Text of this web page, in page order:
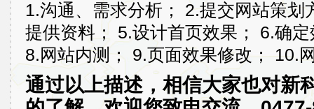
1.沟通、需求分析； 2.提交网站策划
提供资料； 5.设计首页效果； 6.确
8.网站内测； 9.页面效果修改； 10.
通过以上描述，相信大家也对新